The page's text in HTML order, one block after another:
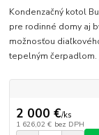
Kondenzačný kotol
pre rodinné domy aj
možnosťou
tepelným čerpadlom.
2 000 €/ks
1 626,02 € bez DPH